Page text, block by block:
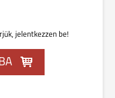
jelentkezzen be!